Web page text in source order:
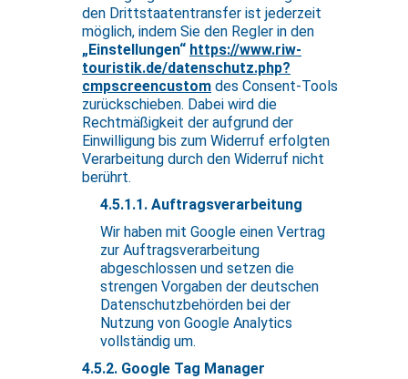
den Drittstaatentransfer ist jederzeit
möglich, indem Sie den Regler in den
„Einstellungen“ https://www.riw-
touristik.de/datenschutz.php?
cmpscreencustom des Consent-Tools
zurückschieben. Dabei wird die
Rechtmäßigkeit der aufgrund der
Einwilligung bis zum Widerruf erfolgten
Verarbeitung durch den Widerruf nicht
berührt.
4.5.1.1. Auftragsverarbeitung
Wir haben mit Google einen Vertrag
zur Auftragsverarbeitung
abgeschlossen und setzen die
strengen Vorgaben der deutschen
Datenschutzbehörden bei der
Nutzung von Google Analytics
vollständig um.
4.5.2. Google Tag Manager